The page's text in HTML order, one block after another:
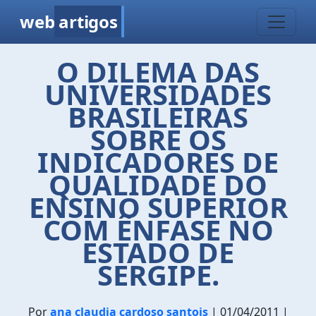
web artigos
O DILEMA DAS
UNIVERSIDADES
BRASILEIRAS
SOBRE OS
INDICADORES DE
QUALIDADE DO
ENSINO SUPERIOR
COM ÊNFASE NO
ESTADO DE
SERGIPE.
Porana claudia cardoso santois| 01/04/2011 |